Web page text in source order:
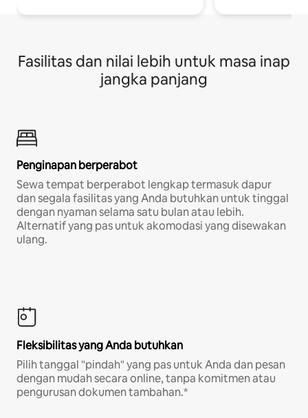
Fasilitas dan nilai lebih untuk masa inap
jangka panjang
Penginapan berperabot
Sewa tempat berperabot lengkap termasuk dapur
dan segala fasilitas yang Anda butuhkan untuk tinggal
dengan nyaman selama satu bulan atau lebih.
Alternatif yang pas untuk akomodasi yang disewakan
ulang.
Fleksibilitas yang Anda butuhkan
Pilih tanggal "pindah" yang pas untuk Anda dan pesan
dengan mudah secara online, tanpa komitmen atau
pengurusan dokumen tambahan.*